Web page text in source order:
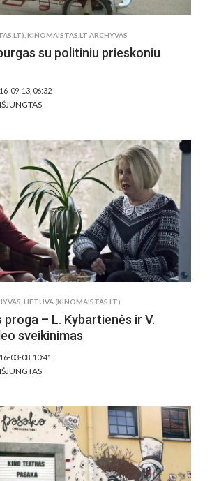
KINOMAISTAS.LT ARCHYVAS
su politiniu prieskoniu
09-13, 06:32
ĮRAŠE
IR
SPURGAS
SU
POLITINIU
PRIESKONIU
(INTERVIU)
LIETUVA (KINOMAISTAS.LT)
– L. Kybartienės ir V.
sveikinimas
03-08, 10:41
ĮRAŠE
PROGA
–
L.
KYBARTIENĖS
IR